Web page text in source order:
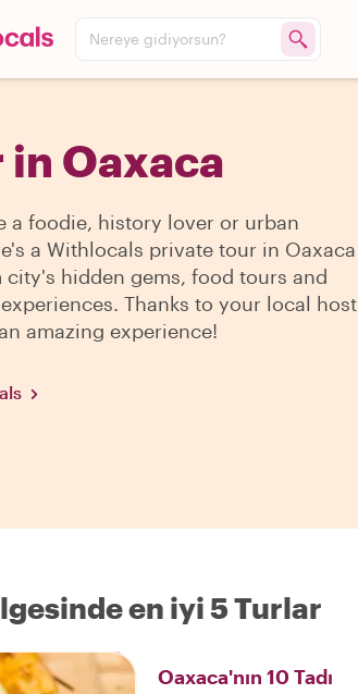
Nereye gidiyorsun?
Oaxaca
a foodie, history lover or urban
a Withlocals private tour in Oaxaca
city's hidden gems, food tours and
Thanks to your local host
amazing experience!
en iyi 5 Turlar
Oaxaca'nın 10 Tadı